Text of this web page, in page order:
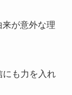
が意外な理
にも力を入れ